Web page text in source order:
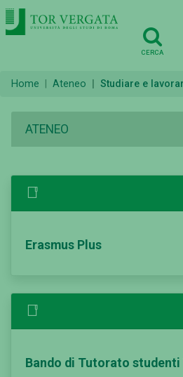
CERCA
Home Ateneo Studiare e
ATENEO
Erasmus Plus
Bando di Tutorato studenti